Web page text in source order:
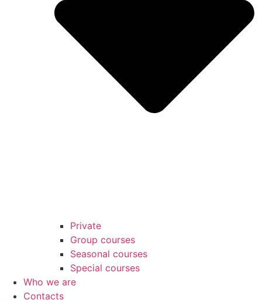
Private
Group courses
Seasonal courses
Special courses
Who we are
Contacts